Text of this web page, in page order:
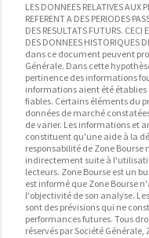
LES DONNEES RELATIVES AUX
REFERENT A DES PERIODES
DES RESULTATS FUTURS.
DES DONNEES
dans ce document peuvent
Générale. Dans cette
pertinence des informations
informations aient été établies
fiables. Certains éléments du
données de marché
de varier. Les informations et
constituent qu'une aide à la
responsabilité de Zone
indirectement suite à
lecteurs. Zone Bourse est un
est informé que Zone Bourse
l'objectivité de son analyse.
sont des prévisions qui ne
performances futures. Tous
réservés par Société Générale,